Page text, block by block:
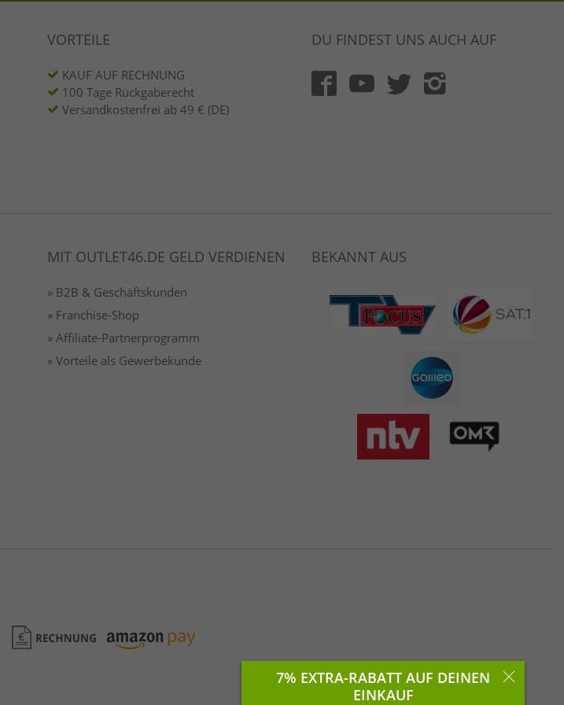
VORTEILE
KAUF AUF RECHNUNG
100 Tage Rückgaberecht
Versandkostenfrei ab 49 € (DE)
DU FINDEST UNS AUCH AUF
MIT OUTLET46.DE GELD VERDIENEN
» B2B & Geschäftskunden
» Franchise-Shop
» Affiliate-Partnerprogramm
» Vorteile als Gewerbekunde
BEKANNT AUS
7% EXTRA-RABATT AUF DEINEN
EINKAUF